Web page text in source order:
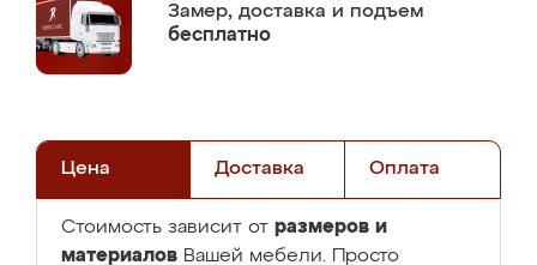
Замер, доставка и подъем
бесплатно
Цена Доставка Оплата
Стоимость зависит от размеров и
материалов Вашей мебели. Просто